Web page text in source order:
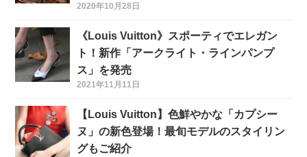
2020年10月28日
《Louis Vuitton》スポーティでエレガン
ト！新作「アークライト・ラインパンプ
ス」を発売
2021年11月11日
【Louis Vuitton】色鮮やかな「カプシー
ヌ」の新色登場！最旬モデルのスタイリン
グもご紹介